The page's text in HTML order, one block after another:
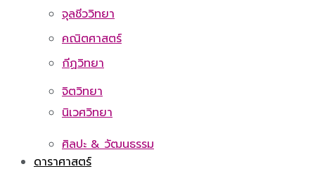
คณิตศาสตร์
จิตวิทยา
ศิลปะ & วัฒนธรรม
จุลชีววิทยา
กีฏวิทยา
นิเวศวิทยา
ดาราศาสตร์